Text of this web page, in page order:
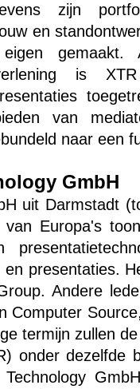
zijn
en
gemaakt.
is
van
naar een
GmbH
uit Darmstadt
Europa's
presentaties.
Andere
Computer
termijn zullen
onder dezelfde